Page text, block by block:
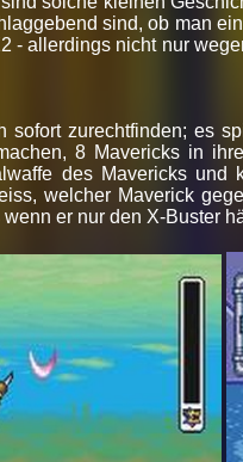
sind, ob man
- allerdings nicht nur
zurechtfinden; es
8 Mavericks in
des Mavericks
welcher Maverick
er nur den X-Buster